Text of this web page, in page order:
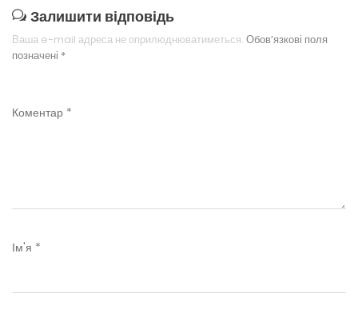
Залишити відповідь
Ваша e-mail адреса не оприлюднюватиметься. Обов’язкові поля
позначені *
Коментар *
Ім'я *